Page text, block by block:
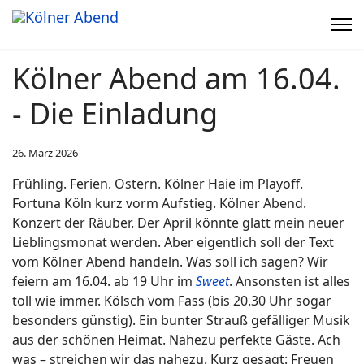
Kölner Abend am 16.04.
- Die Einladung
26. März 2026
Frühling. Ferien. Ostern. Kölner Haie im Playoff.
Fortuna Köln kurz vorm Aufstieg. Kölner Abend.
Konzert der Räuber. Der April könnte glatt mein neuer
Lieblingsmonat werden. Aber eigentlich soll der Text
vom Kölner Abend handeln. Was soll ich sagen? Wir
feiern am 16.04. ab 19 Uhr im Sweet. Ansonsten ist alles
toll wie immer. Kölsch vom Fass (bis 20.30 Uhr sogar
besonders günstig). Ein bunter Strauß gefälliger Musik
aus der schönen Heimat. Nahezu perfekte Gäste. Ach
was – streichen wir das nahezu. Kurz gesagt: Freuen